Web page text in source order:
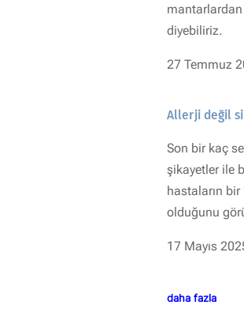
mantarlardan
diyebiliriz.
27 Temmuz
Allerji değil
Son bir kaç
şikayetler ile
hastaların bir
olduğunu
17 Mayıs
daha fazla